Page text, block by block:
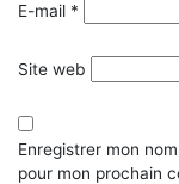
E-mail *
Site web
Enregistrer mon
pour mon prochain